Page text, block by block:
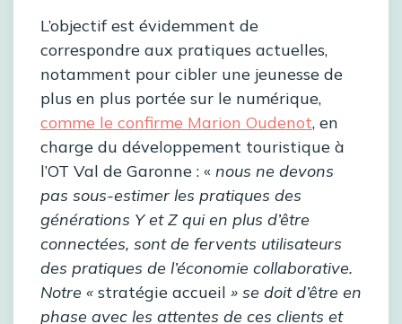
L’objectif est évidemment de
correspondre aux pratiques actuelles,
notamment pour cibler une jeunesse de
plus en plus portée sur le numérique,
comme le confirme Marion Oudenot, en
charge du développement touristique à
l’OT Val de Garonne : « nous ne devons
pas sous-estimer les pratiques des
générations Y et Z qui en plus d’être
connectées, sont de fervents utilisateurs
des pratiques de l’économie collaborative.
Notre « stratégie accueil » se doit d’être en
phase avec les attentes de ces clients et